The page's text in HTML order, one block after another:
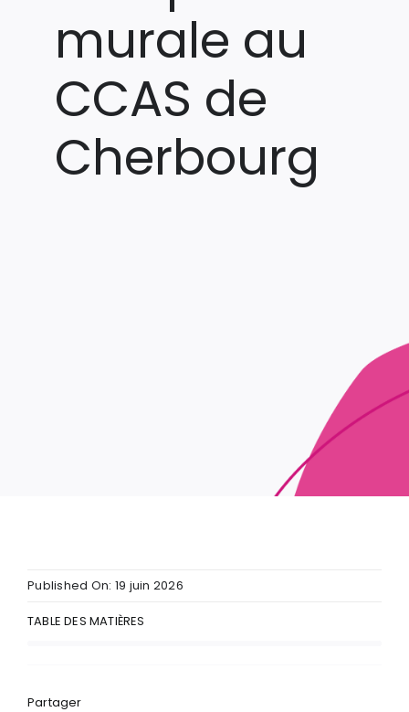
murale au
CCAS de
Cherbourg
Published On: 19 juin 2026
TABLE DES MATIÈRES
Partager